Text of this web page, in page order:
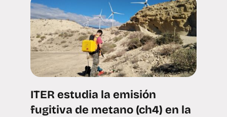
ITER estudia la emisión
fugitiva de metano (ch4) en la